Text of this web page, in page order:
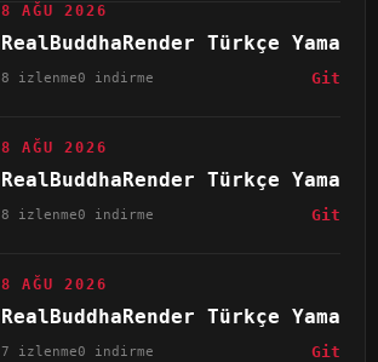
8 AĞU 2026
RealBuddhaRender Türkçe Yama
8 izlenme0 indirme Git
8 AĞU 2026
RealBuddhaRender Türkçe Yama
8 izlenme0 indirme Git
8 AĞU 2026
RealBuddhaRender Türkçe Yama
7 izlenme0 indirme Git